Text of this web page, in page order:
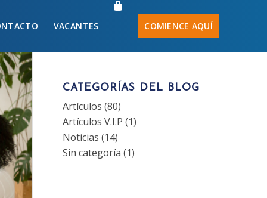
VACANTES COMIENCE AQUÍ
CATEGORÍAS DEL BLOG
Artículos (80)
Artículos V.I.P (1)
Noticias (14)
Sin categoría (1)